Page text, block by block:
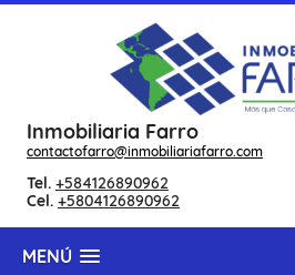
Inmobiliaria Farro
contactofarro@inmobiliariafarro.com
Tel. +584126890962
Cel. +5804126890962
MENÚ